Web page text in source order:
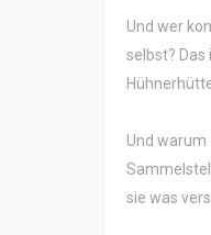
Und wer
selbst? Das
Und warum
sie was